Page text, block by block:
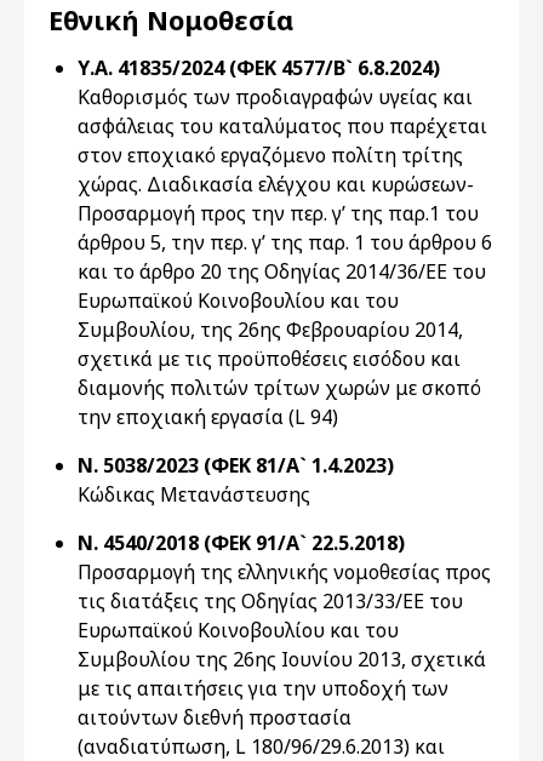
Εθνική Νομοθεσία
Υ.Α. 41835/2024 (ΦΕΚ 4577/Β` 6.8.2024)
Καθορισμός των προδιαγραφών υγείας και
ασφάλειας του καταλύματος που παρέχεται
στον εποχιακό εργαζόμενο πολίτη τρίτης
χώρας. Διαδικασία ελέγχου και κυρώσεων-
Προσαρμογή προς την περ. γ’ της παρ.1 του
άρθρου 5, την περ. γ’ της παρ. 1 του άρθρου 6
και το άρθρο 20 της Οδηγίας 2014/36/EE του
Ευρωπαϊκού Κοινοβουλίου και του
Συμβουλίου, της 26ης Φεβρουαρίου 2014,
σχετικά με τις προϋποθέσεις εισόδου και
διαμονής πολιτών τρίτων χωρών με σκοπό
την εποχιακή εργασία (L 94)
Ν. 5038/2023 (ΦΕΚ 81/Α` 1.4.2023)
Κώδικας Μετανάστευσης
Ν. 4540/2018 (ΦΕΚ 91/Α` 22.5.2018)
Προσαρμογή της ελληνικής νομοθεσίας προς
τις διατάξεις της Οδηγίας 2013/33/ΕΕ του
Ευρωπαϊκού Κοινοβουλίου και του
Συμβουλίου της 26ης Ιουνίου 2013, σχετικά
με τις απαιτήσεις για την υποδοχή των
αιτούντων διεθνή προστασία
(αναδιατύπωση, L 180/96/29.6.2013) και